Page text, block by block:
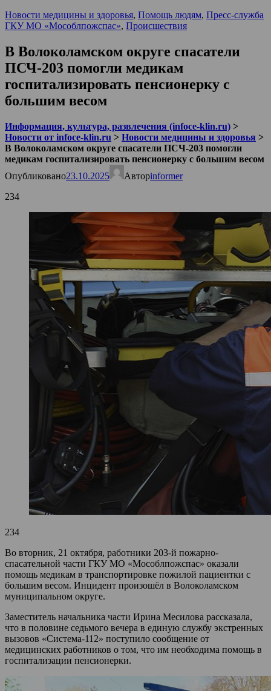
Новости медицины и здоровья, Помощь людям, Пресс-служба
ГКУ МО «Мособлпожспас», Происшествия
В Волоколамском округе спасатели
ПСЧ-203 помогли медикам
госпитализировать пенсионерку с
большим весом
Информация, культура, развлечения (infoce-klin.ru) >
Новости от infoce-klin.ru > Новости медицины и здоровья >
В Волоколамском округе спасатели ПСЧ-203 помогли
медикам госпитализировать пенсионерку с большим весом
Опубликовано23.10.2025 Авторinformer
234
234
Во вторник, 21 октября, работники 203-й пожарно-
спасательной части ГКУ МО «Мособлпожспас» оказали
помощь медикам в транспортировке пожилой пациентки с
большим весом. Инцидент произошёл в Волоколамском
муниципальном округе.
Заместитель начальника части Ирина Месилова рассказала,
что в половине седьмого вечера в единую службу экстренных
вызовов «Система-112» поступило сообщение от
медицинских работников о том, что им необходима помощь в
госпитализации пенсионерки.